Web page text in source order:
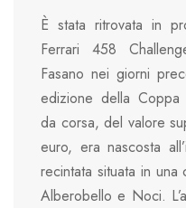
È stata ritrovata in
Ferrari 458
Fasano nei giorni
edizione della Coppa
da corsa, del valore
euro, era nascosta
recintata situata in una
Alberobello e Noci.